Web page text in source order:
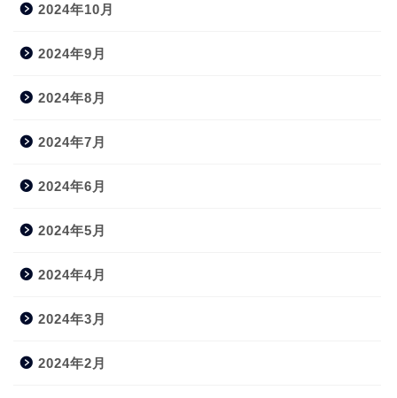
2024年10月
2024年9月
2024年8月
2024年7月
2024年6月
2024年5月
2024年4月
2024年3月
2024年2月